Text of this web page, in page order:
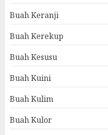
Buah Keranji
Buah Kerekup
Buah Kesusu
Buah Kuini
Buah Kulim
Buah Kulor